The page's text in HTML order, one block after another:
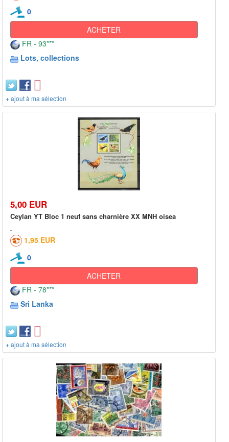
0
ACHETER
FR - 93***
Lots, collections
+ ajout à ma sélection
5,00 EUR
Ceylan YT Bloc 1 neuf sans charnière XX MNH oisea
1,95 EUR
0
ACHETER
FR - 78***
Sri Lanka
+ ajout à ma sélection